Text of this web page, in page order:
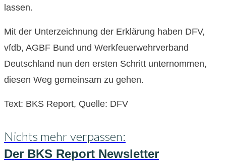
lassen.
Mit der Unterzeichnung der Erklärung haben DFV,
vfdb, AGBF Bund und Werkfeuerwehrverband
Deutschland nun den ersten Schritt unternommen,
diesen Weg gemeinsam zu gehen.
Text: BKS Report, Quelle: DFV
Nichts mehr verpassen:
Der BKS Report Newsletter